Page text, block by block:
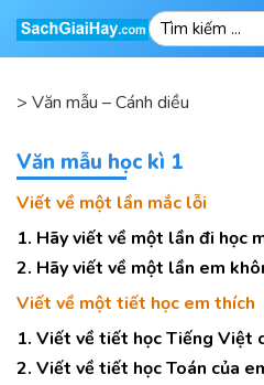
> Văn mẫu – Cánh diều
Văn mẫu học kì 1
Viết về một lần mắc lỗi
1. Hãy viết về một lần đi học
2. Hãy viết về một lần em
Viết về một tiết học em thích
1. Viết về tiết học Tiếng Việt
2. Viết về tiết học Toán của